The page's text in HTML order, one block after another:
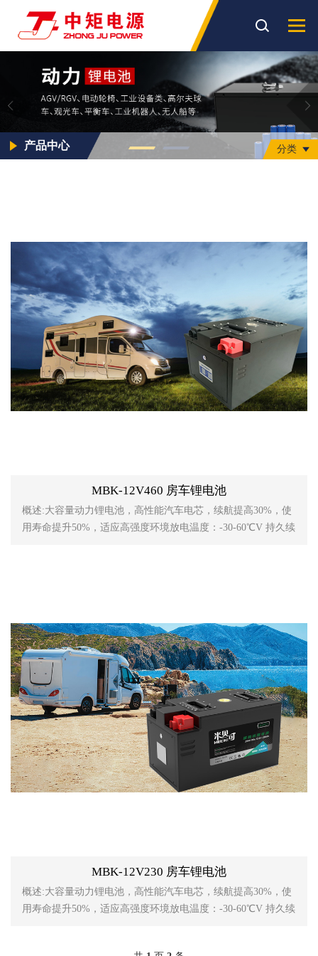
产品中心 分类
MBK-12V460 房车锂电池
概述:大容量动力锂电池，高性能汽车电芯，续航提高30%，使
用寿命提升50%，适应高强度环境放电温度：-30-60℃V 持久续
MBK-12V230 房车锂电池
概述:大容量动力锂电池，高性能汽车电芯，续航提高30%，使
用寿命提升50%，适应高强度环境放电温度：-30-60℃V 持久续